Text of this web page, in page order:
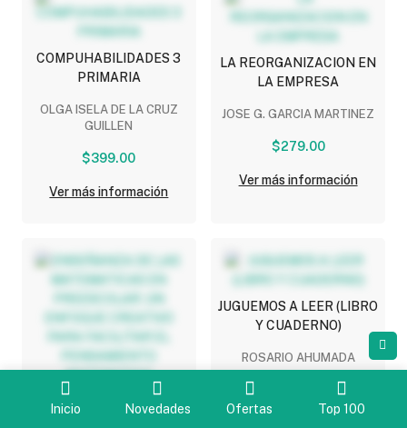
Inicio Novedades Ofertas Top 100
COMPUHABILIDADES 3
PRIMARIA
OLGA ISELA DE LA CRUZ
GUILLEN
$399.00
Ver más información
LA REORGANIZACION EN
LA EMPRESA
JOSE G. GARCIA MARTINEZ
$279.00
Ver más información
ENSEÑANZA DE LAS
JUGUEMOS A LEER (LIBRO
Y CUADERNO)
ROSARIO AHUMADA